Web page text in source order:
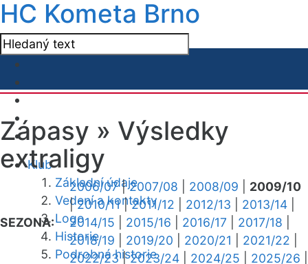
HC Kometa Brno
Klub
Základní údaje
Vedení a kontakty
Logo
Historie
Podrobná historie
Zápasy » Výsledky
extraligy
SEZONA:
2006/07|2007/08 2008/09
2009/10
|2010/11|2011/12 2012/13 2013/14
2014/15
2015/16 2016/17 2017/18
2018/19
2019/20 2020/21 2021/22
2022/23|2023/24 2024/25 2025/26